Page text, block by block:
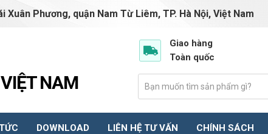
Phương, quận Nam Từ Liêm, TP. Hà Nội, Việt Nam
NAM
Giao hàng
Toàn quốc
DOWNLOAD LIÊN HỆ TƯ VẤN CHÍNH SÁCH